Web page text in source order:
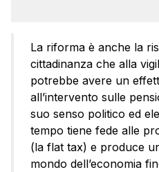
La riforma è anche la
cittadinanza che alla
potrebbe avere un
all’intervento sulle
suo senso politico ed
tempo tiene fede alle
(la flat tax) e produce
mondo dell’economia